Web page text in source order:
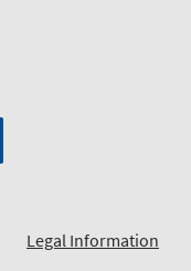
Legal Information